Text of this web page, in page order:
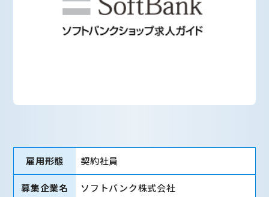
雇用形態 契約社員
募集企業名 ソフトバンク株式会社